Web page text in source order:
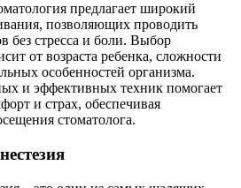
предлагает широкий
позволяющих проводить
без стресса и боли. Выбор
от возраста ребенка, сложности
особенностей организма.
и эффективных техник помогает
и страх, обеспечивая
стоматолога.